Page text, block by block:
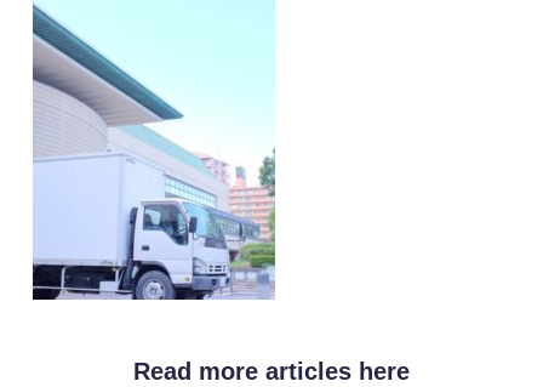
Read more articles here